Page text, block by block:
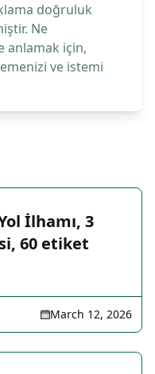
doğruluk
Ne
anlamak için,
ve istemi
İlhamı, 3
60 etiket
March 12, 2026